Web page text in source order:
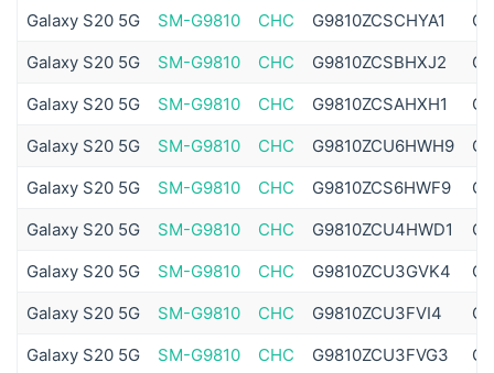
Galaxy S20 5G
SM-G9810 CHC G9810ZCSCHYA1
Galaxy S20 5G
SM-G9810 CHC G9810ZCSBHXJ2
Galaxy S20 5G
SM-G9810 CHC G9810ZCSAHXH1
Galaxy S20 5G
SM-G9810 CHC G9810ZCU6HWH9
Galaxy S20 5G
SM-G9810 CHC G9810ZCS6HWF9
Galaxy S20 5G
SM-G9810 CHC G9810ZCU4HWD1
Galaxy S20 5G
SM-G9810 CHC G9810ZCU3GVK4
Galaxy S20 5G
SM-G9810 CHC G9810ZCU3FVI4
Galaxy S20 5G
SM-G9810 CHC G9810ZCU3FVG3